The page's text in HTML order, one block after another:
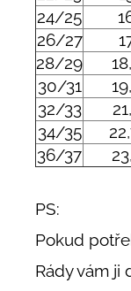
24/25
26/27
28/29
30/31
32/33
34/35
36/37
PS:
Pokud
Rády vám ji